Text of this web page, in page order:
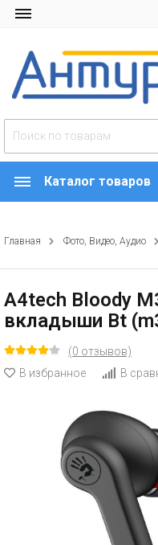
Каталог товаров
Главная Фото, Видео, Аудио
A4tech Bloody
вкладыши Bt
(0 отзывов)
В избранное
В